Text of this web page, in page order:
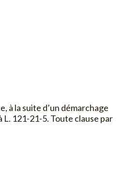
à la suite d’un démarchage
121-21-5. Toute clause par